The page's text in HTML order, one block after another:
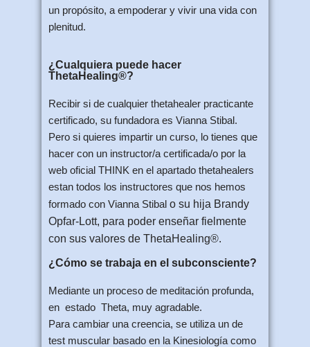
un propósito, a empoderar y vivir una vida con
plenitud.
¿Cualquiera puede hacer
ThetaHealing®?
Recibir si de cualquier thetahealer practicante
certificado, su fundadora es Vianna Stibal.
Pero si quieres impartir un curso, lo tienes que
hacer con un instructor/a certificada/o por la
web oficial THINK en el apartado thetahealers
estan todos los instructores que nos hemos
formado con Vianna Stibal o su hija Brandy
Opfar-Lott, para poder enseñar fielmente
con sus valores de ThetaHealing®.
¿Cómo se trabaja en el subconsciente?
Mediante un proceso de meditación profunda,
en estado Theta, muy agradable.
Para cambiar una creencia, se utiliza un de
test muscular basado en la Kinesiología como